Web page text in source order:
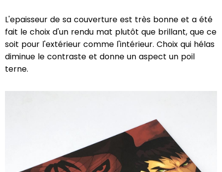
L'epaisseur de sa couverture est très bonne et a été
fait le choix d'un rendu mat plutôt que brillant, que ce
soit pour l'extérieur comme l'intérieur. Choix qui hélas
diminue le contraste et donne un aspect un poil
terne.